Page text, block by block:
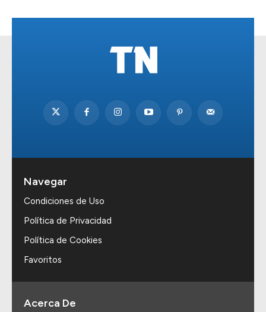
Navegar
Condiciones de Uso
Política de Privacidad
Política de Cookies
Favoritos
Acerca De